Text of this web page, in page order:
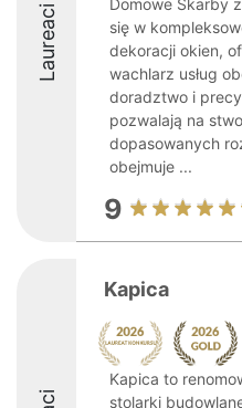
Laureaci
Domowe Skarby
się w
dekoracji okien,
wachlarz usług
doradztwo i
pozwalają na
dopasowanych
obejmuje ...
9
Kapica
Kapica to
stolarki